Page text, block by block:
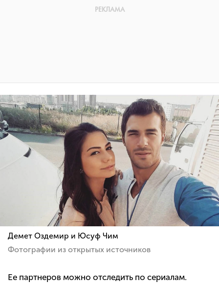
Демет Оздемир и Юсуф Чим
Фотографии из открытых источников
Ее партнеров можно отследить по сериалам.